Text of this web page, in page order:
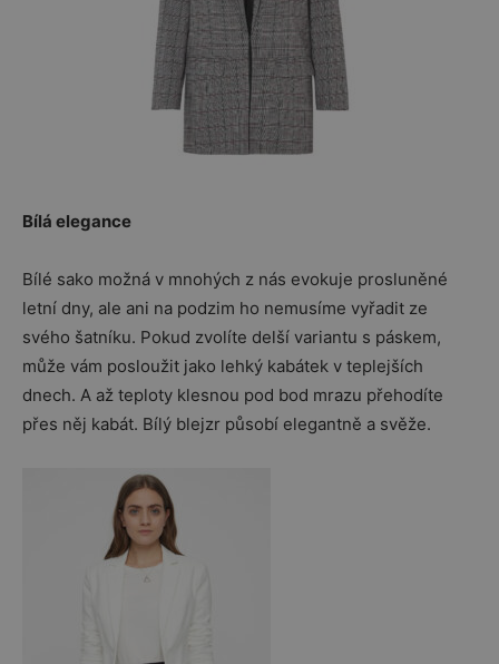
Bílá elegance
Bílé sako možná v mnohých z nás evokuje prosluněné
letní dny, ale ani na podzim ho nemusíme vyřadit ze
svého šatníku. Pokud zvolíte delší variantu s páskem,
může vám posloužit jako lehký kabátek v teplejších
dnech. A až teploty klesnou pod bod mrazu přehodíte
přes něj kabát. Bílý blejzr působí elegantně a svěže.